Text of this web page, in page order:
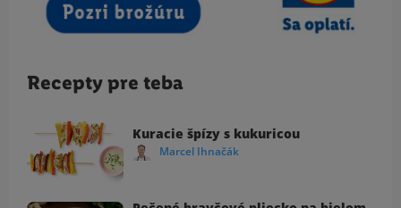
Recepty pre teba
Kuracie špízy s kukuricou
Marcel Ihnačák